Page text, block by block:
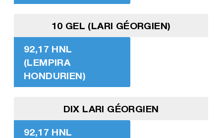
10 GEL (LARI GÉORGIEN)
92,17 HNL
(LEMPIRA
HONDURIEN)
DIX LARI GÉORGIEN
92,17 HNL